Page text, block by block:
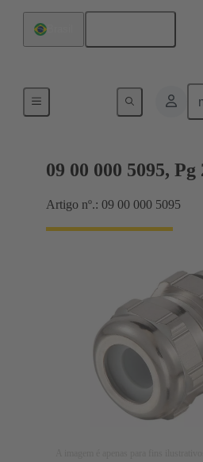
09 00 000 5095, Pg
Artigo nº.: 09 00 000 5095